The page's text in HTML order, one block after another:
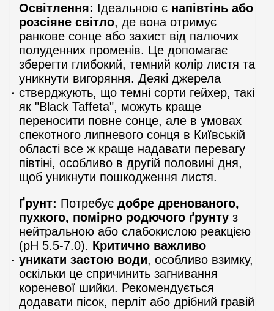
Освітлення: Ідеальною є напівтінь або
розсіяне світло, де вона отримує
ранкове сонце або захист від палючих
полуденних променів. Це допомагає
зберегти глибокий, темний колір листя та
уникнути вигоряння. Деякі джерела
стверджують, що темні сорти гейхер, такі
як "Black Taffeta", можуть краще
переносити повне сонце, але в умовах
спекотного липневого сонця в Київській
області все ж краще надавати перевагу
півтіні, особливо в другій половині дня,
щоб уникнути пошкодження листя.
Ґрунт: Потребує добре дренованого,
пухкого, помірно родючого ґрунту з
нейтральною або слабокислою реакцією
(pH 5.5-7.0). Критично важливо
уникати застою води, особливо взимку,
оскільки це спричинить загнивання
кореневої шийки. Рекомендується
додавати пісок, перліт або дрібний гравій